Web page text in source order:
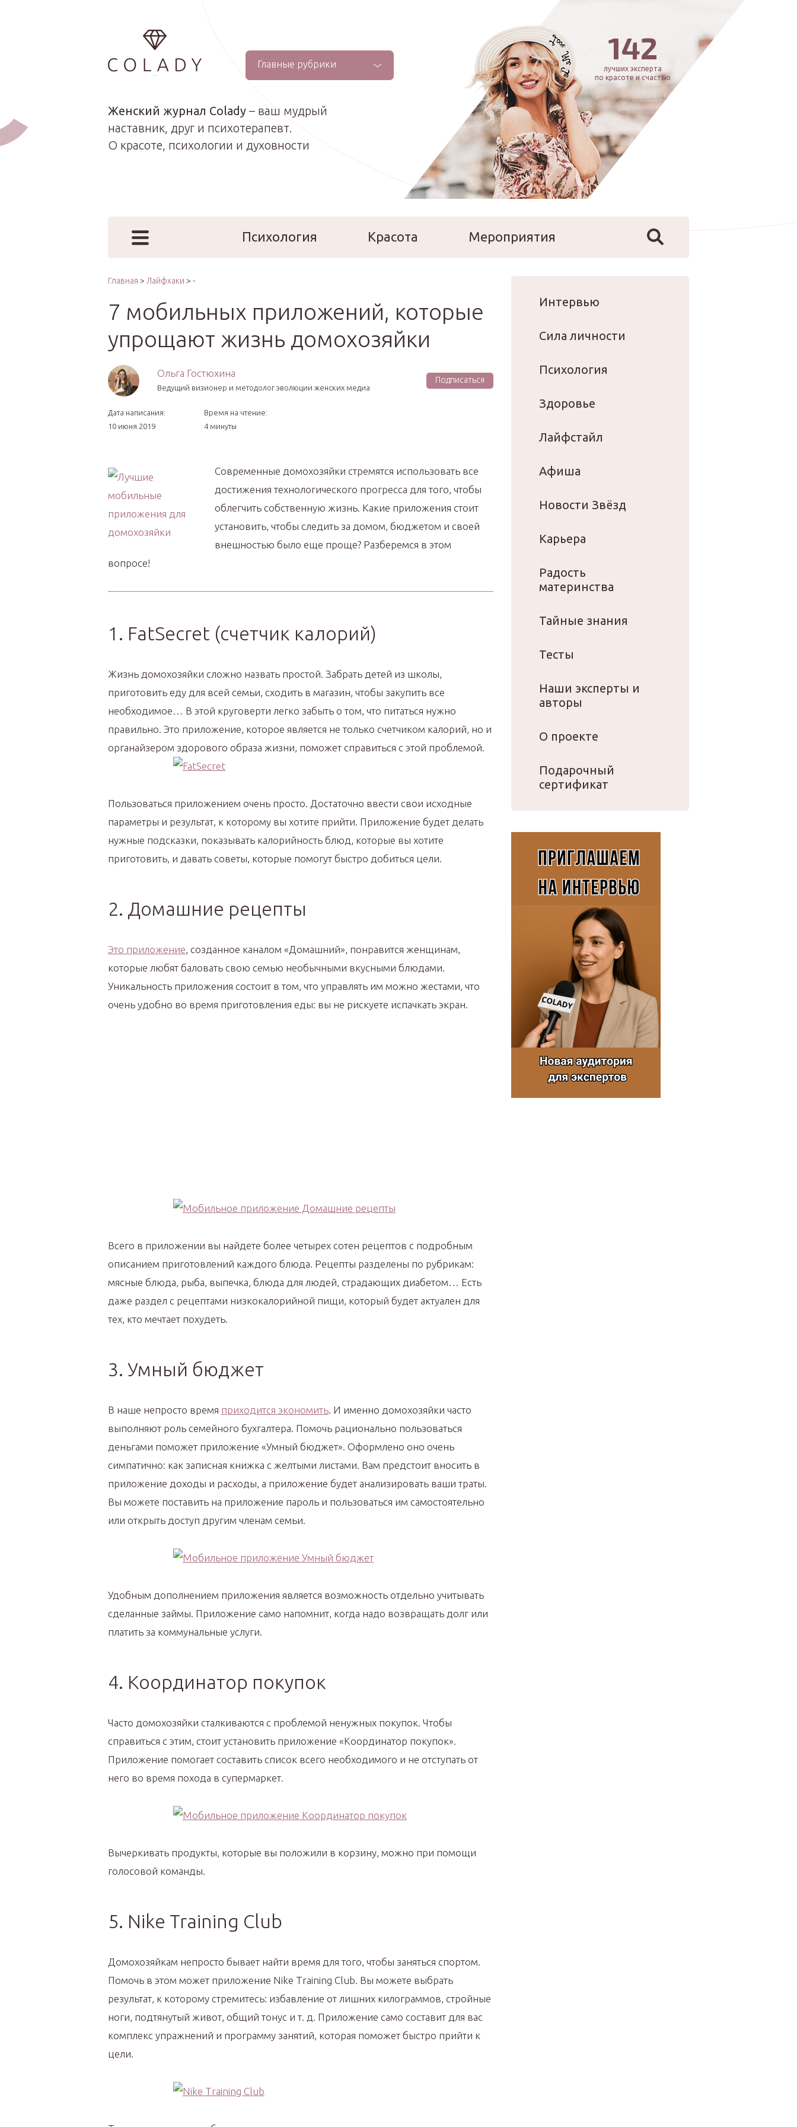
...
Главные рубрики
Женский журнал Colady – ваш мудрый
наставник, друг и психотерапевт.
О красоте, психологии и духовности
142
лучших эксперта
по красоте и счастью
Психология Красота
Мероприятия
Главная > Лайфхаки > -
7 мобильных приложений, которые
упрощают жизнь домохозяйки
Ольга Гостюхина
Ведущий визионер и методолог эволюции женских медиа
Подписаться
Дата написания:
10 июня 2019
Время на чтение:
4 минуты
Современные домохозяйки стремятся использовать все
достижения технологического прогресса для того, чтобы
облегчить собственную жизнь. Какие приложения стоит
установить, чтобы следить за домом, бюджетом и своей
внешностью было еще проще? Разберемся в этом
вопросе!
1. FatSecret (счетчик калорий)
Жизнь домохозяйки сложно назвать простой. Забрать детей из школы,
приготовить еду для всей семьи, сходить в магазин, чтобы закупить все
необходимое… В этой круговерти легко забыть о том, что питаться нужно
правильно. Это приложение, которое является не только счетчиком калорий, но и
органайзером здорового образа жизни, поможет справиться с этой проблемой.
Пользоваться приложением очень просто. Достаточно ввести свои исходные
параметры и результат, к которому вы хотите прийти. Приложение будет делать
нужные подсказки, показывать калорийность блюд, которые вы хотите
приготовить, и давать советы, которые помогут быстро добиться цели.
2. Домашние рецепты
Это приложение, созданное каналом «Домашний», понравится женщинам,
которые любят баловать свою семью необычными вкусными блюдами.
Уникальность приложения состоит в том, что управлять им можно жестами, что
очень удобно во время приготовления еды: вы не рискуете испачкать экран.
Всего в приложении вы найдете более четырех сотен рецептов с подробным
описанием приготовлений каждого блюда. Рецепты разделены по рубрикам:
мясные блюда, рыба, выпечка, блюда для людей, страдающих диабетом… Есть
даже раздел с рецептами низкокалорийной пищи, который будет актуален для
тех, кто мечтает похудеть.
3. Умный бюджет
В наше непросто время приходится экономить. И именно домохозяйки часто
выполняют роль семейного бухгалтера. Помочь рационально пользоваться
деньгами поможет приложение «Умный бюджет». Оформлено оно очень
симпатично: как записная книжка с желтыми листами. Вам предстоит вносить в
приложение доходы и расходы, а приложение будет анализировать ваши траты.
Вы можете поставить на приложение пароль и пользоваться им самостоятельно
или открыть доступ другим членам семьи.
Удобным дополнением приложения является возможность отдельно учитывать
сделанные займы. Приложение само напомнит, когда надо возвращать долг или
платить за коммунальные услуги.
4. Координатор покупок
Часто домохозяйки сталкиваются с проблемой ненужных покупок. Чтобы
справиться с этим, стоит установить приложение «Координатор покупок».
Приложение помогает составить список всего необходимого и не отступать от
него во время похода в супермаркет.
Вычеркивать продукты, которые вы положили в корзину, можно при помощи
голосовой команды.
5. Nike Training Club
Домохозяйкам непросто бывает найти время для того, чтобы заняться спортом.
Помочь в этом может приложение Nike Training Club. Вы можете выбрать
результат, к которому стремитесь: избавление от лишних килограммов, стройные
ноги, подтянутый живот, общий тонус и т. д. Приложение само составит для вас
комплекс упражнений и программу занятий, которая поможет быстро прийти к
цели.
Интервью
Сила личности
Психология
Здоровье
Лайфстайл
Афиша
Новости Звёзд
Карьера
Радость
материнства
Тайные знания
Тесты
Наши эксперты и
авторы
О проекте
Подарочный
сертификат